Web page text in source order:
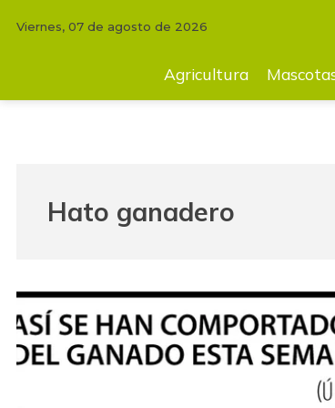
Mascotas Clima
Viernes, 07 de agosto de 2026
Agricultura
Hato ganadero